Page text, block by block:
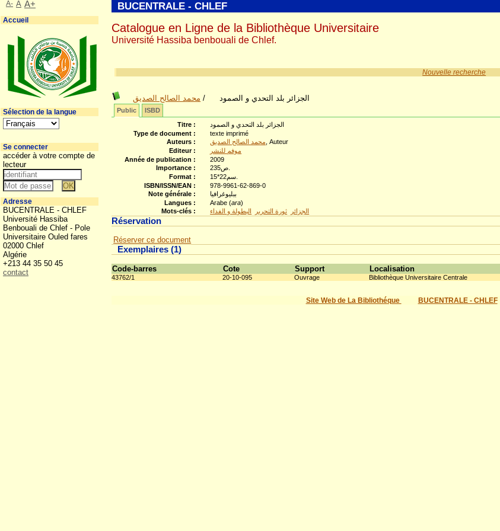
Nouvelle recherche
الجزائر بلد التحدي و الصمود / محمد الصالح الصديق
Public
ISBD
Titre :
الجزائر بلد التحدي و الصمود
Type de document :
texte imprimé
Auteurs :
محمد الصالح الصديق , Auteur
Editeur :
موفم للنشر
Année de publication :
2009
Importance :
Format :
ISBN/ISSN/EAN :
978-9961-62-869-0
Note générale :
ببليوغرافيا
Langues :
Arabe (ara)
Mots-clés :
الجزائر ثورة التحرير البطولة و الفداء
Réservation
Réserver ce document
Exemplaires (1)
Code-barres Cote Support Localisation
43762/1 20-10-095 Ouvrage Bibliothèque Universitaire Centrale
Site Web de La Bibliothéque BUCENTRALE - CHLEF
BUCENTRALE - CHLEF
Catalogue en Ligne de la Bibliothèque Universitaire
Université Hassiba benbouali de Chlef.
A- A A+
Accueil
Sélection de la langue
Se connecter
accéder à votre compte de
lecteur
Adresse
BUCENTRALE - CHLEF
Université Hassiba
Benbouali de Chlef - Pole
Universitaire Ouled fares
02000 Chlef
Algérie
+213 44 35 50 45
contact